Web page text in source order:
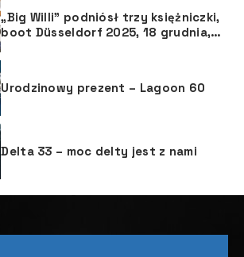
„Big Willi” podniósł trzy księżniczki,
boot Düsseldorf 2025, 18 grudnia,
Urodzinowy prezent – Lagoon 60
Delta 33 – moc delty jest z nami